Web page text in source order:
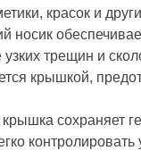
красок и
носик
трещин и
крышкой,
крышка сохраняет